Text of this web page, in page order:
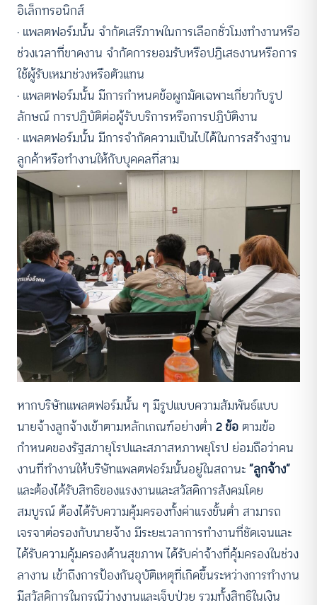
อิเล็กทรอนิกส์
· แพลตฟอร์มนั้น จำกัดเสรีภาพในการเลือกชั่วโมงทำงานหรือ
ช่วงเวลาที่ขาดงาน จำกัดการยอมรับหรือปฏิเสธงานหรือการ
ใช้ผู้รับเหมาช่วงหรือตัวแทน
· แพลตฟอร์มนั้น มีการกำหนดข้อผูกมัดเฉพาะเกี่ยวกับรูป
ลักษณ์ การปฏิบัติต่อผู้รับบริการหรือการปฏิบัติงาน
· แพลตฟอร์มนั้น มีการจำกัดความเป็นไปได้ในการสร้างฐาน
ลูกค้าหรือทำงานให้กับบุคคลที่สาม
หากบริษัทแพลตฟอร์มนั้น ๆ มีรูปแบบความสัมพันธ์แบบ
นายจ้างลูกจ้างเข้าตามหลักเกณฑ์อย่างต่ำ 2 ข้อ ตามข้อ
กำหนดของรัฐสภายุโรปและสภาสหภาพยุโรป ย่อมถือว่าคน
งานที่ทำงานให้บริษัทแพลตฟอร์มนั้นอยู่ในสถานะ“ลูกจ้าง”
และต้องได้รับสิทธิของแรงงานและสวัสดิการสังคมโดย
สมบูรณ์ ต้องได้รับความคุ้มครองทั้งค่าแรงขั้นต่ำ สามารถ
เจรจาต่อรองกับนายจ้าง มีระยะเวลาการทำงานที่ชัดเจนและ
ได้รับความคุ้มครองด้านสุขภาพ ได้รับค่าจ้างที่คุ้มครองในช่วง
ลางาน เข้าถึงการป้องกันอุบัติเหตุที่เกิดขึ้นระหว่างการทำงาน
มีสวัสดิการในกรณีว่างงานและเจ็บป่วย รวมทั้งสิทธิในเงิน